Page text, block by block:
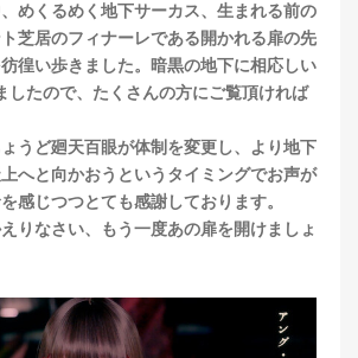
めくるめく地下サーカス、生まれる前の
芝居のフィナーレである開かれる扉の先
徨い歩きました。暗黒の地下に相応しい
したので、たくさんの方にご覧頂ければ
うど廻天百眼が体制を変更し、より地下
へと向かおうというタイミングでお声が
感じつつとても感謝しております。
りなさい、もう一度あの扉を開けましょ